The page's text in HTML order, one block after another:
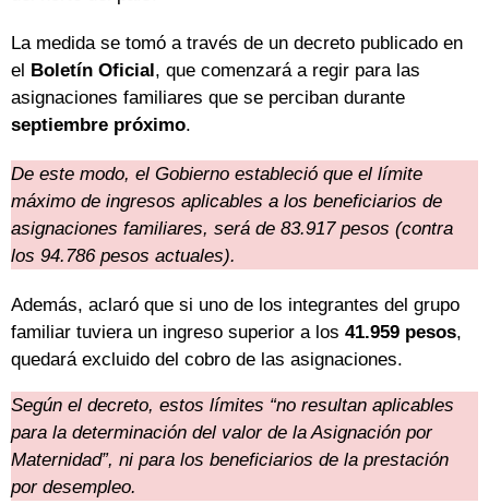
La medida se tomó a través de un decreto publicado en
el Boletín Oficial, que comenzará a regir para las
asignaciones familiares que se perciban durante
septiembre próximo.
De este modo, el Gobierno estableció que el límite
máximo de ingresos aplicables a los beneficiarios de
asignaciones familiares, será de 83.917 pesos (contra
los 94.786 pesos actuales).
Además, aclaró que si uno de los integrantes del grupo
familiar tuviera un ingreso superior a los 41.959 pesos,
quedará excluido del cobro de las asignaciones.
Según el decreto, estos límites “no resultan aplicables
para la determinación del valor de la Asignación por
Maternidad”, ni para los beneficiarios de la prestación
por desempleo.